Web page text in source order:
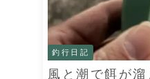
釣行日記
風と潮で餌が